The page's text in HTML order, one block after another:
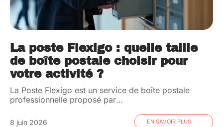
La poste Flexigo : quelle taille
de boîte postale choisir pour
votre activité ?
La Poste Flexigo est un service de boîte postale
professionnelle proposé par…
8 juin 2026 EN SAVOIR PLUS